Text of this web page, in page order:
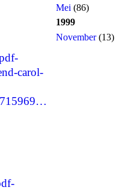
carol-
Mei (86)
1999
November(13)